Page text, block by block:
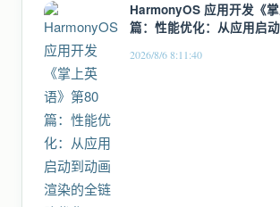
HarmonyOS 应用开发《
篇：性能优化：从应用启
2026/8/6 8:11:40